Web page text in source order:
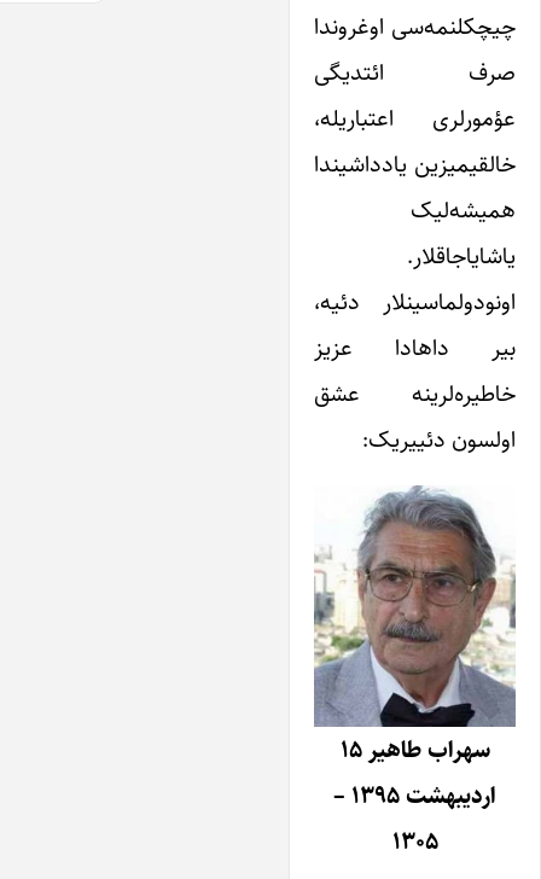
چیچکلنمه‌سی اوغروندا
صرف ائتدیگی
عؤمورلری اعتباریله،
خالقیمیزین یادداشیندا
همیشه‌لیک
یاشایاجاقلار.
اونودولماسینلار دئیه،
بیر داهادا عزیز
خاطیره‌لرینه عشق
اولسون دئییریک:
سهراب طاهیر ۱۵
اردیبهشت ۱۳۹۵ –
۱۳۰۵